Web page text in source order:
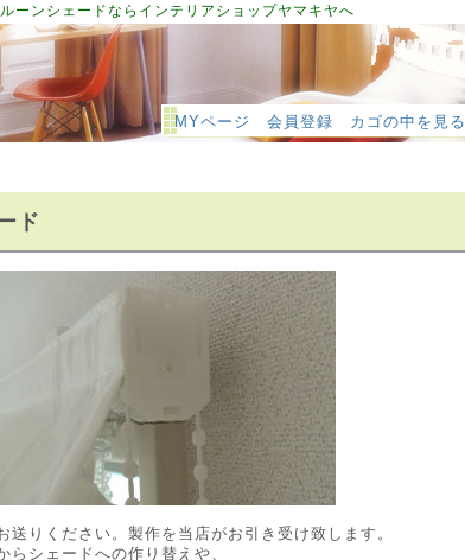
ーンシェードならインテリアショップヤマキヤへ
MYページ 会員登録 カゴの中を見る
ド
送りください。製作を当店がお引き受け致します。
らシェードへの作り替えや、